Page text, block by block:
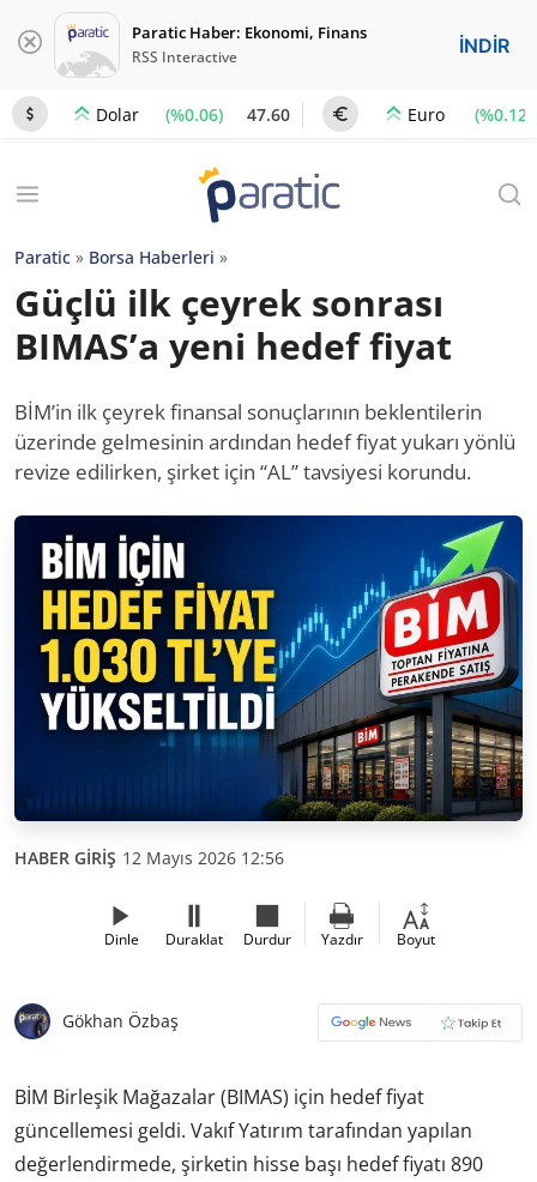
Paratic Haber: Ekonomi, Finans
RSS Interactive İNDİR
Dolar (%0.06) 47.60 Euro (%0.12)
Paratic » Borsa Haberleri »
Güçlü ilk çeyrek sonrası
BIMAS’a yeni hedef fiyat
BİM’in ilk çeyrek finansal sonuçlarının beklentilerin
üzerinde gelmesinin ardından hedef fiyat yukarı yönlü
revize edilirken, şirket için “AL” tavsiyesi korundu.
HABER GİRİŞ 12 Mayıs 2026 12:56
Dinle Duraklat Durdur Yazdır Boyut
Gökhan Özbaş
BİM Birleşik Mağazalar (BIMAS) için hedef fiyat
güncellemesi geldi. Vakıf Yatırım tarafından yapılan
değerlendirmede, şirketin hisse başı hedef fiyatı 890